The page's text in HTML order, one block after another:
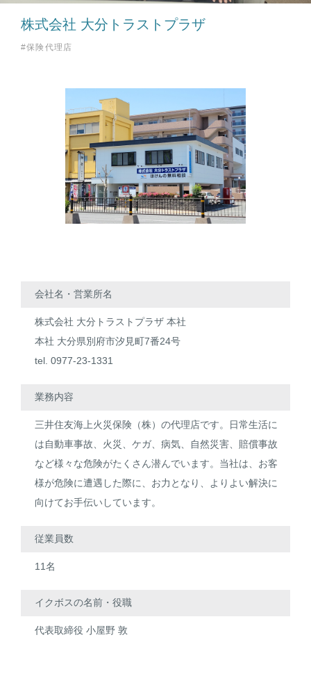
株式会社 大分トラストプラザ
#保険代理店
会社名・営業所名
株式会社 大分トラストプラザ 本社
本社 大分県別府市汐見町7番24号
tel. 0977-23-1331
業務内容
三井住友海上火災保険（株）の代理店です。日常生活に
は自動車事故、火災、ケガ、病気、自然災害、賠償事故
など様々な危険がたくさん潜んでいます。当社は、お客
様が危険に遭遇した際に、お力となり、よりよい解決に
向けてお手伝いしています。
従業員数
11名
イクボスの名前・役職
代表取締役 小屋野 敦